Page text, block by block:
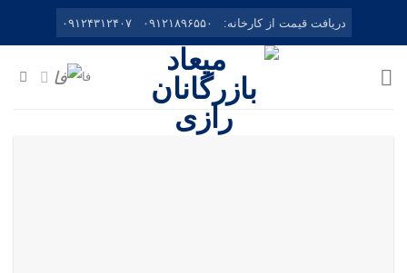
دریافت قیمت از کارخانه: ۰۹۱۲۱۸۹۶۵۵۰ ۰۹۱۲۴۳۱۲۴۰۷
فا